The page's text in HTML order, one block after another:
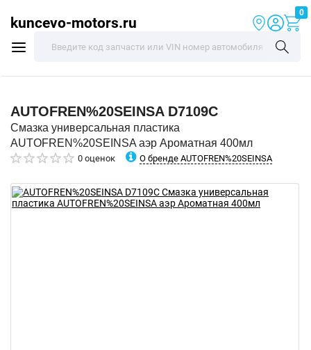
kuncevo-motors.ru
0
AUTOFREN%20SEINSA D7109C
Смазка универсальная пластика
AUTOFREN%20SEINSA аэр Ароматная 400мл
0 оценок О бренде AUTOFREN%20SEINSA